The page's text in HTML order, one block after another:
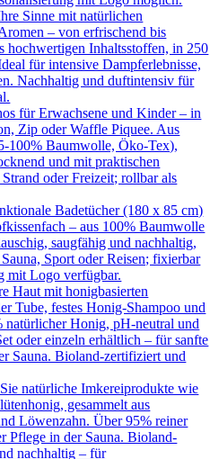
Sinne mit natürlichen
– von erfrischend bis
hochwertigen Inhaltsstoffen, in 250
für intensive Dampferlebnisse,
Nachhaltig und duftintensiv für
für Erwachsene und Kinder – in
Zip oder Waffle Piquee. Aus
100% Baumwolle, Öko-Tex),
und mit praktischen
oder Freizeit; rollbar als
Badetücher (180 x 85 cm)
– aus 100% Baumwolle
saugfähig und nachhaltig,
Sport oder Reisen; fixierbar
mit Logo verfügbar.
Haut mit honigbasierten
Tube, festes Honig-Shampoo und
Honig, pH-neutral und
oder einzeln erhältlich – für sanfte
Sauna. Bioland-zertifiziert und
natürliche Imkereiprodukte wie
gesammelt aus
Löwenzahn. Über 95% reiner
Pflege in der Sauna. Bioland-
nachhaltig – für